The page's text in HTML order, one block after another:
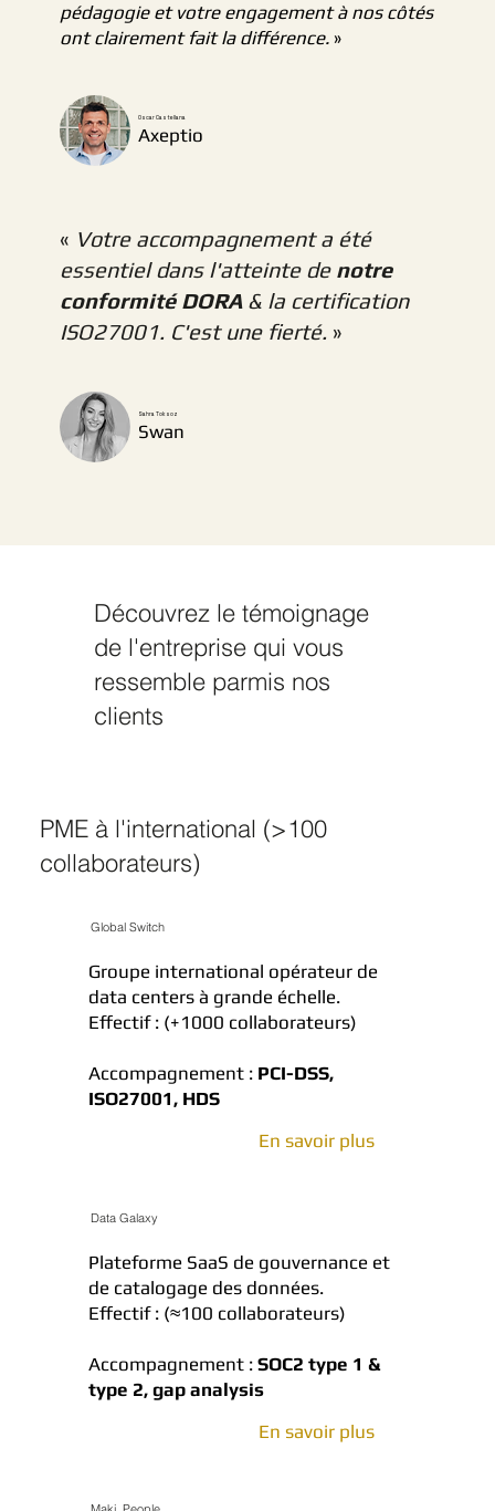
pédagogie et votre engagement à nos côtés
ont clairement fait la différence. »
Oscar Castellana
Axeptio
« Votre accompagnement a été
essentiel dans l'atteinte de notre
conformité DORA& la certification
ISO27001. C'est une fierté. »
Sahra Toksoz
Swan
Découvrez le témoignage
de l'entreprise qui vous
ressemble parmis nos
clients
PME à l'international (>100
collaborateurs)
Global Switch
Groupe international opérateur de
data centers à grande échelle.
Effectif : (+1000 collaborateurs)
Accompagnement : PCI-DSS,
ISO27001, HDS
En savoir plus
Data Galaxy
Plateforme SaaS de gouvernance et
de catalogage des données.
Effectif : (≈100 collaborateurs)
Accompagnement :SOC2 type 1 &
type 2, gap analysis
En savoir plus